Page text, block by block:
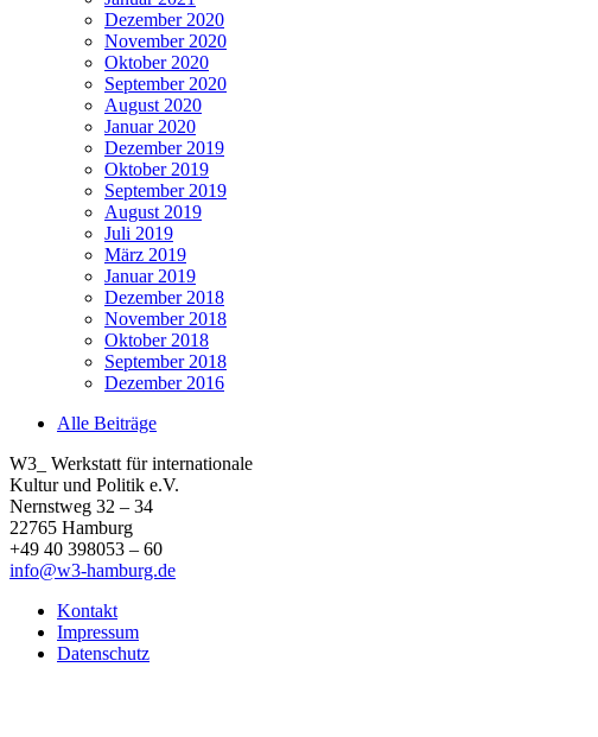
Dezember 2020
November 2020
Oktober 2020
September 2020
August 2020
Januar 2020
Dezember 2019
Oktober 2019
September 2019
August 2019
Juli 2019
März 2019
Januar 2019
Dezember 2018
November 2018
Oktober 2018
September 2018
Dezember 2016
Alle Beiträge
W3_ Werkstatt für internationale
Kultur und Politik e.V.
Nernstweg 32 – 34
22765 Hamburg
+49 40 398053 – 60
info@w3-hamburg.de
Kontakt
Impressum
Datenschutz